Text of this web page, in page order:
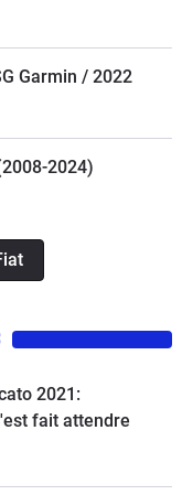
Garmin / 2022
2024)
2021:
fait attendre